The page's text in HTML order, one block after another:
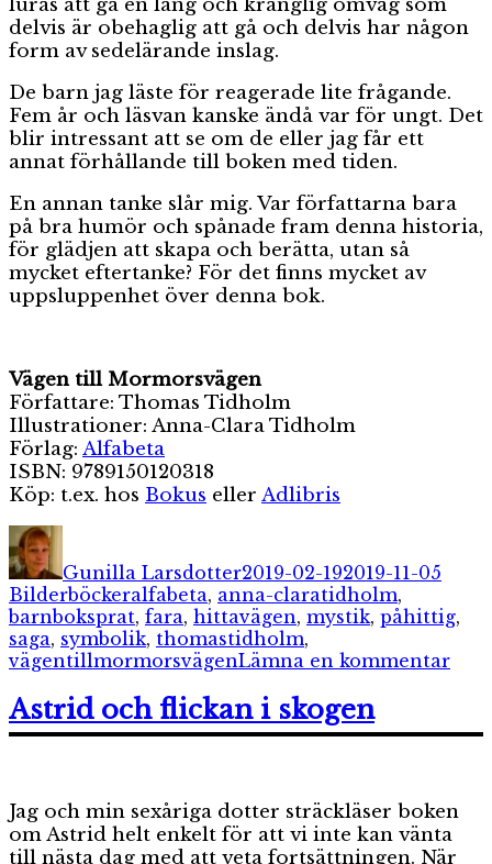
luras att gå en lång och krånglig omväg som
delvis är obehaglig att gå och delvis har någon
form av sedelärande inslag.
De barn jag läste för reagerade lite frågande.
Fem år och läsvan kanske ändå var för ungt. Det
blir intressant att se om de eller jag får ett
annat förhållande till boken med tiden.
En annan tanke slår mig. Var författarna bara
på bra humör och spånade fram denna historia,
för glädjen att skapa och berätta, utan så
mycket eftertanke? För det finns mycket av
uppsluppenhet över denna bok.
Vägen till Mormorsvägen
Författare: Thomas Tidholm
Illustrationer: Anna-Clara Tidholm
Förlag: Alfabeta
ISBN: 9789150120318
Köp: t.ex. hos Bokus eller Adlibris
Gunilla Larsdotter2019-02-192019-11-05
BilderböckerEtiketter
alfabeta, anna-claratidholm,
barnboksprat, fara, hittavägen, mystik, påhittig,
saga, symbolik, thomastidholm,
vägentillmormorsvägenLämna en kommentartill
Astrid och flickan i skogen
Jag och min sexåriga dotter sträckläser boken
om Astrid helt enkelt för att vi inte kan vänta
till nästa dag med att veta fortsättningen. När